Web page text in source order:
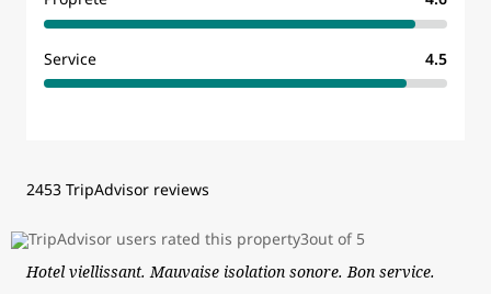
Service 4.5
2453 TripAdvisor reviews
Hotel viellissant. Mauvaise isolation sonore. Bon service.